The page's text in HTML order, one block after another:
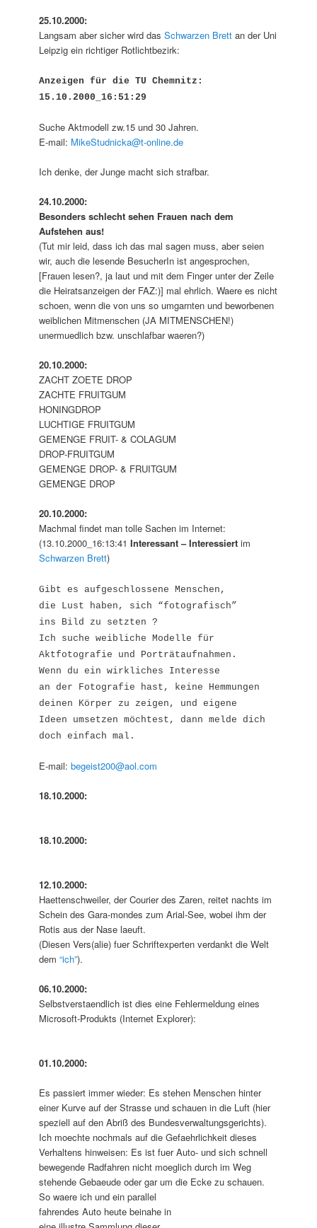
25.10.2000:
Langsam aber sicher wird dasSchwarzen Brett an der Uni
Leipzig ein richtiger Rotlichtbezirk:
Anzeigen für die TU Chemnitz:
15.10.2000_16:51:29
Suche Aktmodell zw.15 und 30 Jahren.
E-mail: MikeStudnicka@t-online.de
Ich denke, der Junge macht sich strafbar.
24.10.2000:
Besonders schlecht sehen Frauen nach dem
Aufstehen aus!
(Tut mir leid, dass ich das mal sagen muss, aber seien
wir, auch die lesende BesucherIn ist angesprochen,
[Frauen lesen?, ja laut und mit dem Finger unter der Zeile
die Heiratsanzeigen der FAZ:)] mal ehrlich. Waere es nicht
schoen, wenn die von uns so umgarnten und beworbenen
weiblichen Mitmenschen (JA MITMENSCHEN!)
unermuedlich bzw. unschlafbar waeren?)
20.10.2000:
ZACHT ZOETE DROP
ZACHTE FRUITGUM
HONINGDROP
LUCHTIGE FRUITGUM
GEMENGE FRUIT- & COLAGUM
DROP-FRUITGUM
GEMENGE DROP- & FRUITGUM
GEMENGE DROP
20.10.2000:
Machmal findet man tolle Sachen im Internet:
(13.10.2000_16:13:41Interessant – Interessiert im
Schwarzen Brett)
Gibt es aufgeschlossene Menschen,
die Lust haben, sich “fotografisch”
ins Bild zu setzten ?
Ich suche weibliche Modelle für
Aktfotografie und Porträtaufnahmen.
Wenn du ein wirkliches Interesse
an der Fotografie hast, keine Hemmungen
deinen Körper zu zeigen, und eigene
Ideen umsetzen möchtest, dann melde dich
doch einfach mal.
E-mail:begeist200@aol.com
18.10.2000:
18.10.2000:
12.10.2000:
Haettenschweiler, der Courier des Zaren, reitet nachts im
Schein des Gara-mondes zum Arial-See, wobei ihm der
Rotis aus der Nase laeuft.
(Diesen Vers(alie) fuer Schriftexperten verdankt die Welt
dem“ich”).
06.10.2000:
Selbstverstaendlich ist dies eine Fehlermeldung eines
Microsoft-Produkts (Internet Explorer):
01.10.2000:
Es passiert immer wieder: Es stehen Menschen hinter
einer Kurve auf der Strasse und schauen in die Luft (hier
speziell auf den Abriß des Bundesverwaltungsgerichts).
Ich moechte nochmals auf die Gefaehrlichkeit dieses
Verhaltens hinweisen: Es ist fuer Auto- und sich schnell
bewegende Radfahren nicht moeglich durch im Weg
stehende Gebaeude oder gar um die Ecke zu schauen.
So waere ich und ein parallel
fahrendes Auto heute beinahe in